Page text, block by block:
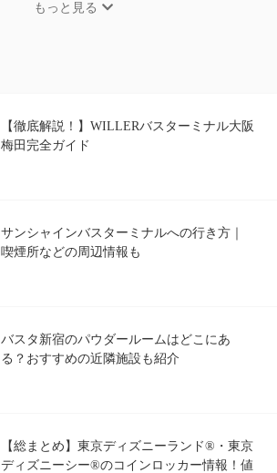
もっと見る
【徹底解説！】WILLERバスターミナル大阪
梅田完全ガイド
サンシャインバスターミナルへの行き方｜
喫煙所などの周辺情報も
バスタ新宿のパウダールームはどこにあ
る？おすすめの近隣施設も紹介
【総まとめ】東京ディズニーランド®・東京
ディズニーシー®のコインロッカー情報！値